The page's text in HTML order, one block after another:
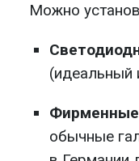
Можно
(идеальный
обычные